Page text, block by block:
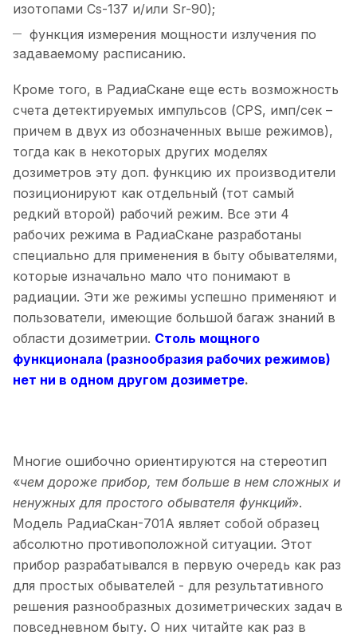
изотопами Cs-137 и/или Sr-90);
функция измерения мощности излучения по
задаваемому расписанию.
Кроме того, в РадиаСкане еще есть возможность
счета детектируемых импульсов (CPS, имп/сек –
причем в двух из обозначенных выше режимов),
тогда как в некоторых других моделях
дозиметров эту доп. функцию их производители
позиционируют как отдельный (тот самый
редкий второй) рабочий режим. Все эти 4
рабочих режима в РадиаСкане разработаны
специально для применения в быту обывателями,
которые изначально мало что понимают в
радиации. Эти же режимы успешно применяют и
пользователи, имеющие большой багаж знаний в
области дозиметрии. Столь мощного
функционала (разнообразия рабочих режимов)
нет ни в одном другом дозиметре.
Многие ошибочно ориентируются на стереотип
«чем дороже прибор, тем больше в нем сложных и
ненужных для простого обывателя функций».
Модель РадиаСкан-701А являет собой образец
абсолютно противоположной ситуации. Этот
прибор разрабатывался в первую очередь как раз
для простых обывателей - для результативного
решения разнообразных дозиметрических задач в
повседневном быту. О них читайте как раз в